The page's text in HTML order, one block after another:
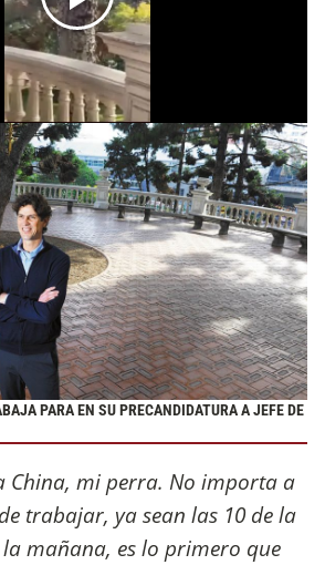
PARA EN SU PRECANDIDATURA A JEFE DE
China, mi perra. No importa a
trabajar, ya sean las 10 de la
mañana, es lo primero que